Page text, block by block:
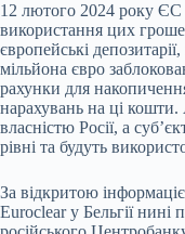
12 лютого 2024 року
використання цих
європейські
мільйона євро
рахунки для
нарахувань на ці
власністю Росії, а
рівні та будуть
За відкритою
Euroclear у Бельгії нині